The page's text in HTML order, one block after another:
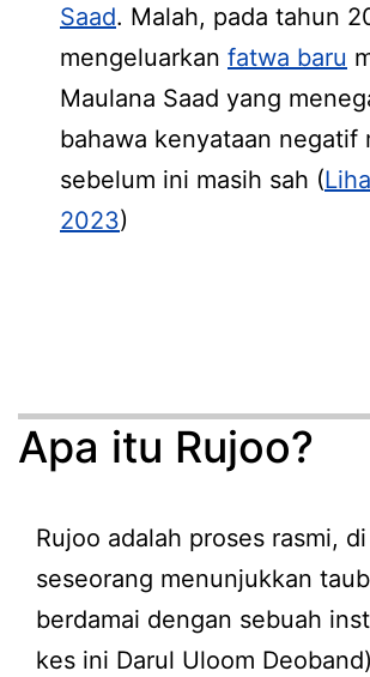
Saad. Malah, pada tahun
mengeluarkan fatwa baru
Maulana Saad yang
bahawa kenyataan negatif
sebelum ini masih sah (
2023)
Apa itu Rujoo?
Rujoo adalah proses rasmi,
seseorang menunjukkan
berdamai dengan sebuah
kes ini Darul Uloom